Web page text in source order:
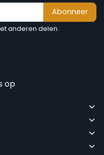
Abonneer
anderen delen.
op